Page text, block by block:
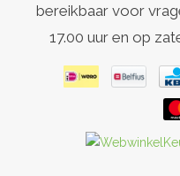
bereikbaar voor
17.00 uur en op